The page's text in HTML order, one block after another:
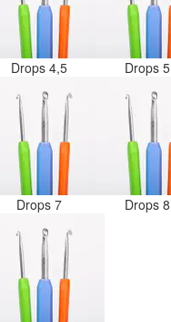
Drops 4,5 Drops 5
Drops 7 Drops 8